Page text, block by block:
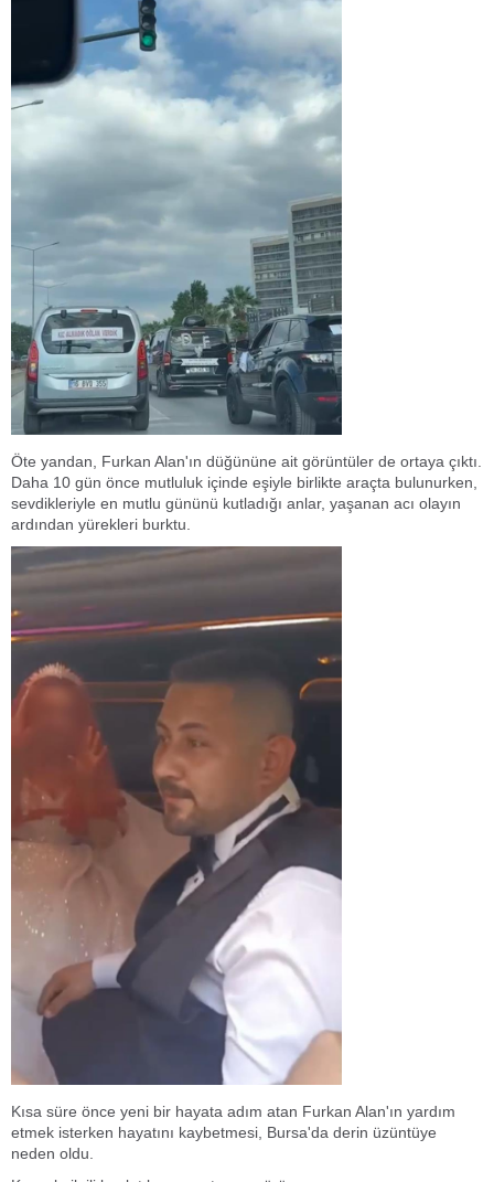
Öte yandan, Furkan Alan'ın düğününe ait görüntüler de ortaya çıktı.
Daha 10 gün önce mutluluk içinde eşiyle birlikte araçta bulunurken,
sevdikleriyle en mutlu gününü kutladığı anlar, yaşanan acı olayın
ardından yürekleri burktu.
Kısa süre önce yeni bir hayata adım atan Furkan Alan'ın yardım
etmek isterken hayatını kaybetmesi, Bursa'da derin üzüntüye
neden oldu.